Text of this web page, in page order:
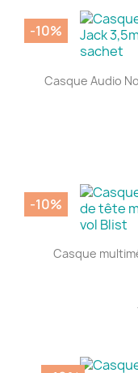
Casque Audio
-10%
Casque
-10%